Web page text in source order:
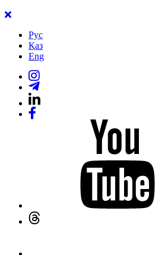
Рус
Қаз
Eng